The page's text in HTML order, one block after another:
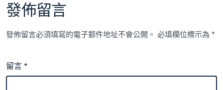
發佈留言
發佈留言必須填寫的電子郵件地址不會公開。 必填欄位標示為*
留言*